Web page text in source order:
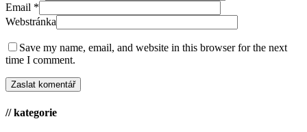
Email *
Webstránka
Save my name, email, and website in this browser for the next
time I comment.
// kategorie